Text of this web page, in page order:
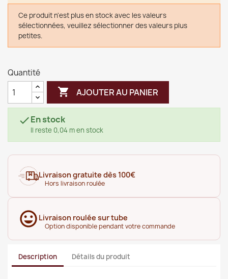
Ce produit n'est plus en stock avec les valeurs
sélectionnées, veuillez sélectionner des valeurs plus
petites.
Quantité
 AJOUTER AU PANIER
En stock
Il reste 0,04 m en stock
Livraison gratuite dès 100€
Hors livraison roulée
Livraison roulée sur tube
Option disponible pendant votre commande
Description Détails du produit